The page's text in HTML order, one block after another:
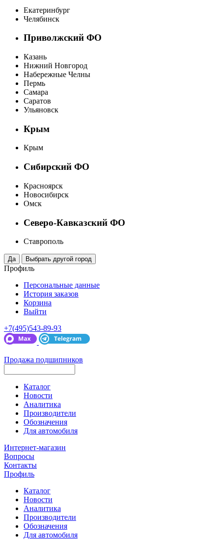
Екатеринбург
Челябинск
Приволжский ФО
Казань
Нижний Новгород
Набережные Челны
Пермь
Самара
Саратов
Ульяновск
Крым
Крым
Сибирский ФО
Красноярск
Новосибирск
Омск
Северо-Кавказский ФО
Ставрополь
Профиль
Персональные данные
История заказов
Корзина
Выйти
+7(495)543-89-93
Продажа подшипников
Каталог
Новости
Аналитика
Производители
Обозначения
Для автомобиля
Интернет-магазин
Вопросы
Контакты
Профиль
Каталог
Новости
Аналитика
Производители
Обозначения
Для автомобиля